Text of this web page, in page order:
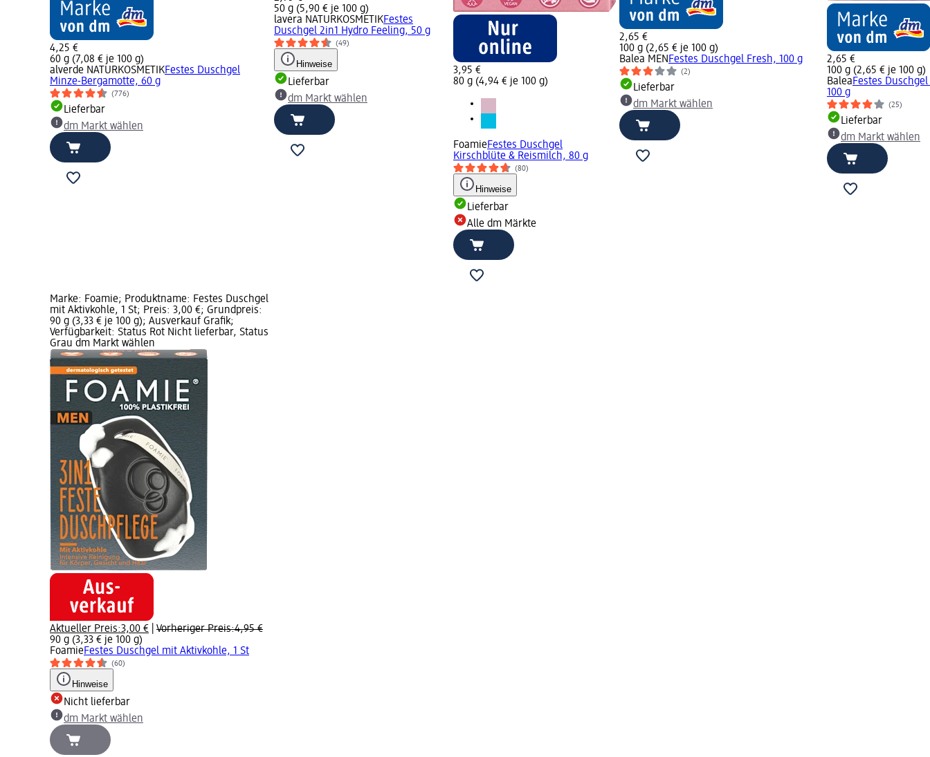
4,25 €
60 g (7,08 € je 100 g)
alverde NATURKOSMETIKFestes Duschgel
Minze-Bergamotte, 60 g
(776)
Lieferbar
dm Markt wählen
50 g (5,90 € je 100 g)
lavera NATURKOSMETIKFestes
Duschgel 2in1 Hydro Feeling, 50 g
(49)
Hinweise
Lieferbar
dm Markt wählen
3,95 €
80 g (4,94 € je 100 g)
FoamieFestes Duschgel
Kirschblüte & Reismilch, 80 g
(80)
Hinweise
Lieferbar
Alle dm Märkte
2,65 €
100 g (2,65 € je 100 g)
Balea MEN Festes Duschgel Fresh, 100 g
(2)
Lieferbar
dm Markt wählen
2,65 €
100 g (2,65 € je 100 g)
BaleaFestes
100 g
(25)
Lieferbar
dm Markt wählen
Marke: Foamie; Produktname: Festes Duschgel
mit Aktivkohle, 1 St; Preis: 3,00 €; Grundpreis:
90 g (3,33 € je 100 g); Ausverkauf Grafik;
Verfügbarkeit: Status Rot Nicht lieferbar, Status
Grau dm Markt wählen
Aktueller Preis:3,00 € Vorheriger Preis:4,95 €
90 g (3,33 € je 100 g)
FoamieFestes Duschgel mit Aktivkohle, 1 St
(60)
Hinweise
Nicht lieferbar
dm Markt wählen